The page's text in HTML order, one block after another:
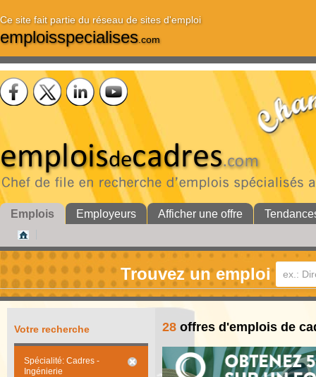
Ce site fait partie du réseau de sites d'emploi
emploisspecialises.com
Emplois Employeurs Afficher une offre
Trouvez un emploi
Votre recherche
Spécialité: Cadres -
Ingénierie
28 offres d'emplois de